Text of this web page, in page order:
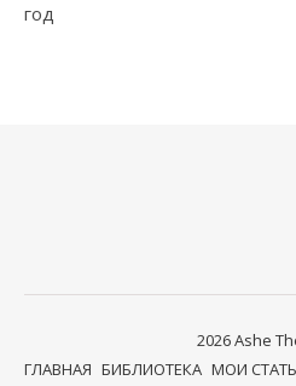
год
2026 Ashe
ГЛАВНАЯ БИБЛИОТЕКА МОИ